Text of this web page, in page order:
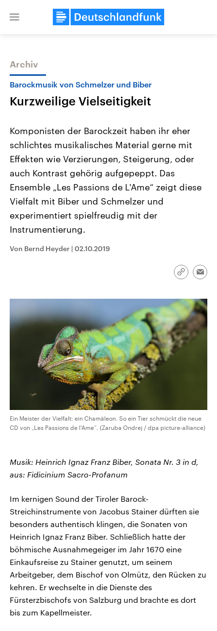
Close
Themen
Landtagswahl Sachsen-Anhalt
2026
Alle Informationen
Sachsen-Anhalt wählt am 6.
September 2026 einen neuen
Bundesland von einer Koalition aus
Umfragen, Prognosen,
und Hintergründe zu den Parteien
und Kandidaten der anstehenden
Aktuelle Beiträge,
Hintergründe
Wirtschaftlich und
gehören die Vereinigten
mit großem Einfluss auf
Sendungen Programm
Archiv
Barockmusik von Schmelzer und Biber
Kurzweilige Vielseitigkeit
Komponisten der Barockzeit haben ihr eher
schlichtes musikalisches Material gerne mit
Effekten wie Verzierungen, Steigerung, oder
auch Kontrast gehörig aufgepeppt. Das
Ensemble „Les Passions de L'Ame“ zeigt diese
Vielfalt mit Biber und Schmelzer und
experimentiert spielfreudig mit der
Instrumentierung.
Von Bernd Heyder | 02.10.2019
Link
Ein Meister der Vielfalt: ein Chamäleon. So ein Tier schmückt die neue
CD von „Les Passions de l'Ame“. (Zaruba Ondrej / dpa picture-alliance)
Musik: Heinrich Ignaz Franz Biber, Sonata Nr. 3 in d,
aus: Fidicinium Sacro-Profanum
Im kernigen Sound der Tiroler Barock-
Streichinstrumente von Jacobus Stainer dürften sie
besonders authentisch klingen, die Sonaten von
Heinrich Ignaz Franz Biber. Schließlich hatte der
böhmische Ausnahmegeiger im Jahr 1670 eine
Einkaufsreise zu Stainer genutzt, um seinem
Arbeitgeber, dem Bischof von Olmütz, den Rücken zu
kehren. Er wechselte in die Dienste des
Fürsterzbischofs von Salzburg und brachte es dort
bis zum Kapellmeister.